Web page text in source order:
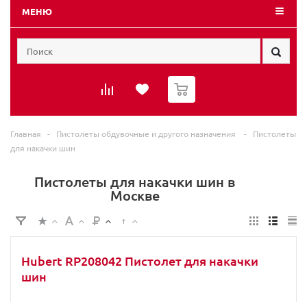
МЕНЮ
0
Главная - Пистолеты обдувочные и другого назначения -
Пистолеты
для накачки шин
Пистолеты для накачки шин в
Москве
Hubert RP208042 Пистолет для накачки
шин